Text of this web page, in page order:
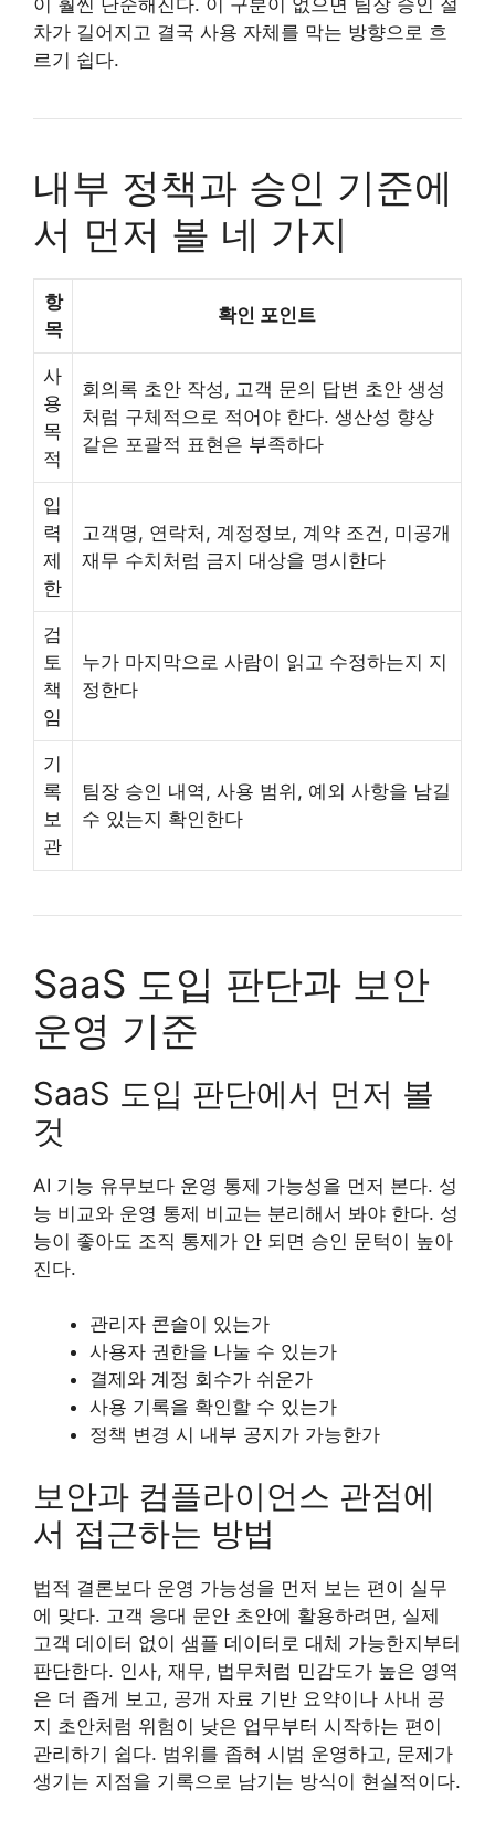
차가 길어지고 결국 사용 자체를 막는 방향으로 흐
르기 쉽다.
내부 정책과 승인 기준에
서 먼저 볼 네 가지
항
목
확인 포인트
사
용
목
적
회의록 초안 작성, 고객 문의 답변 초안 생성
처럼 구체적으로 적어야 한다. 생산성 향상
같은 포괄적 표현은 부족하다
입
력
제
한
고객명, 연락처, 계정정보, 계약 조건, 미공개
재무 수치처럼 금지 대상을 명시한다
검
토
책
임
누가 마지막으로 사람이 읽고 수정하는지 지
정한다
기
록
보
관
팀장 승인 내역, 사용 범위, 예외 사항을 남길
수 있는지 확인한다
SaaS 도입 판단과 보안
운영 기준
SaaS 도입 판단에서 먼저 볼
것
AI 기능 유무보다 운영 통제 가능성을 먼저 본다. 성
능 비교와 운영 통제 비교는 분리해서 봐야 한다. 성
능이 좋아도 조직 통제가 안 되면 승인 문턱이 높아
진다.
관리자 콘솔이 있는가
사용자 권한을 나눌 수 있는가
결제와 계정 회수가 쉬운가
사용 기록을 확인할 수 있는가
정책 변경 시 내부 공지가 가능한가
보안과 컴플라이언스 관점에
서 접근하는 방법
법적 결론보다 운영 가능성을 먼저 보는 편이 실무
에 맞다. 고객 응대 문안 초안에 활용하려면, 실제
고객 데이터 없이 샘플 데이터로 대체 가능한지부터
판단한다. 인사, 재무, 법무처럼 민감도가 높은 영역
은 더 좁게 보고, 공개 자료 기반 요약이나 사내 공
지 초안처럼 위험이 낮은 업무부터 시작하는 편이
관리하기 쉽다. 범위를 좁혀 시범 운영하고, 문제가
생기는 지점을 기록으로 남기는 방식이 현실적이다.